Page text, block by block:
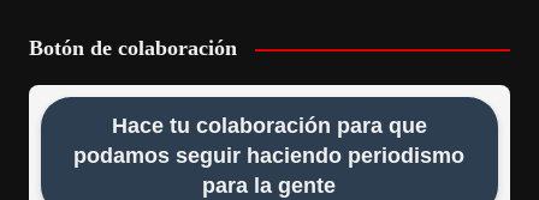
Botón de colaboración
Hace tu colaboración para que
podamos seguir haciendo periodismo
para la gente